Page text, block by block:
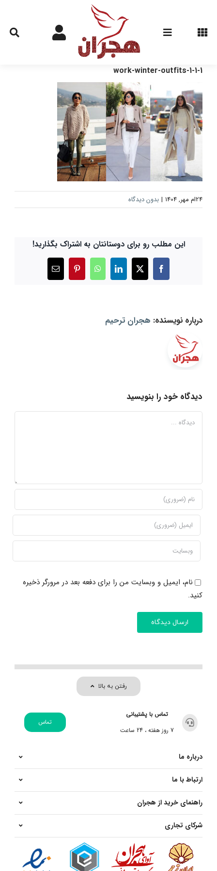
content
work-winter-outfits-1-1-1
24ام مهر, 1404 | بدون دیدگاه
این مطلب رو برای دوستانتان به اشتراک بگذارید!
Facebook
X
LinkedIn
WhatsApp
Pinterest
درباره نویسنده: هجران ترحیم
دیدگاه خود را بنویسید
دیدگاه
نام، ایمیل و وبسایت من را برای دفعه بعد در مرورگر ذخیره
کنید.
رفتن به بالا
تماس با پشتیبانی
7 روز هفته ، 24 ساعت
تماس
درباره ما
ارتباط با ما
راهنمای خرید از هجران
شرکای تجاری